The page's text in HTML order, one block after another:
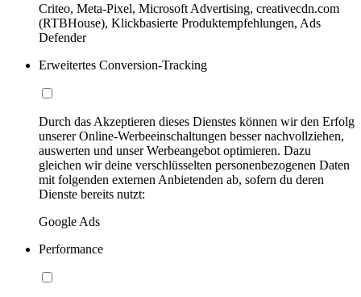
Criteo, Meta-Pixel, Microsoft Advertising, creativecdn.com
(RTBHouse), Klickbasierte Produktempfehlungen, Ads
Defender
Erweitertes Conversion-Tracking
Durch das Akzeptieren dieses Dienstes können wir den Erfolg
unserer Online-Werbeeinschaltungen besser nachvollziehen,
auswerten und unser Werbeangebot optimieren. Dazu
gleichen wir deine verschlüsselten personenbezogenen Daten
mit folgenden externen Anbietenden ab, sofern du deren
Dienste bereits nutzt:
Google Ads
Performance